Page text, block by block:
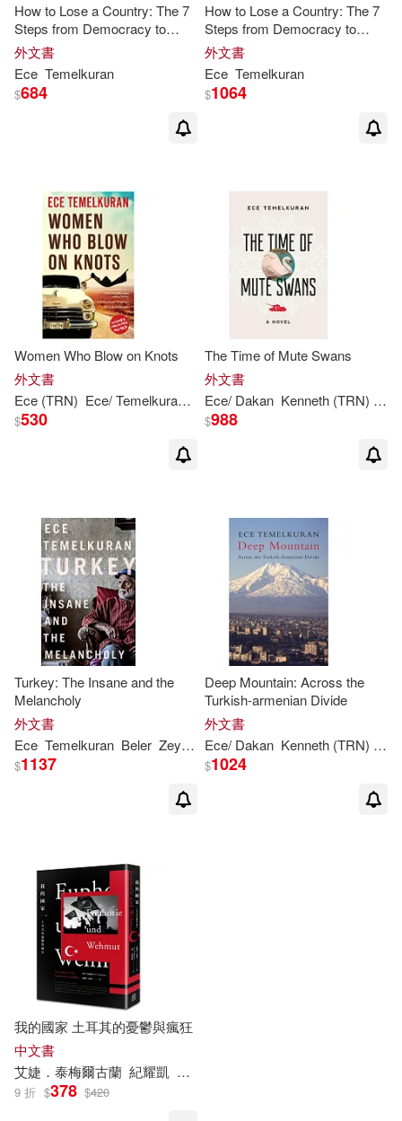
How to Lose a Country: The 7
Steps from Democracy to
Dictatorship
外文書
Ece Temelkuran
$684
How to Lose a Country: The 7
Steps from Democracy to
Dictatorship
外文書
Ece Temelkuran
$1064
Women Who Blow on Knots
外文書
Ece (TRN) Ece/Temelkuran Temelkuran
$530
The Time of Mute Swans
外文書
Ece/ Dakan Kenneth (TRN)
$988
Turkey: The Insane and the
Melancholy
外文書
Ece Temelkuran Beler Zeynep
$1137
Deep Mountain: Across the
Turkish-armenian Divide
外文書
Ece/ Dakan Kenneth (TRN)
$1024
我的國家 土耳其的憂鬱與瘋狂
中文書
艾婕．泰梅爾古蘭 紀耀凱 黃楷君
9 折 $378 $420